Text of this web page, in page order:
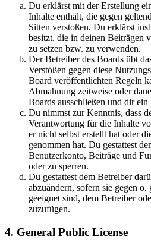
Du erklärst mit der Erstellung
Inhalte enthält, die gegen
Sitten verstoßen. Du erklärst
besitzt, die in deinen Beiträgen
zu setzen bzw. zu verwenden.
Der Betreiber des Boards übt
Verstößen gegen diese
Board veröffentlichten Regeln
Abmahnung zeitweise oder
Boards ausschließen und dir
Du nimmst zur Kenntnis, dass
Verantwortung für die Inhalte
er nicht selbst erstellt hat oder
genommen hat. Du gestattest
Benutzerkonto, Beiträge und
oder zu sperren.
Du gestattest dem Betreiber
abzuändern, sofern sie gegen
geeignet sind, dem Betreiber
zuzufügen.
4. General Public License